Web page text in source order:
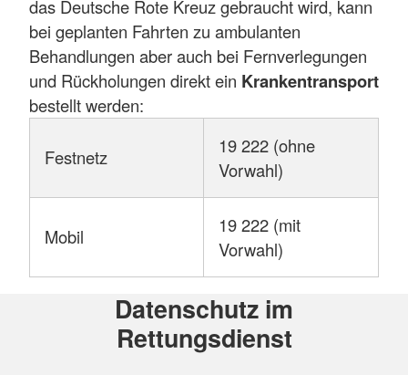
das Deutsche Rote Kreuz gebraucht wird, kann
bei geplanten Fahrten zu ambulanten
Behandlungen aber auch bei Fernverlegungen
und Rückholungen direkt ein Krankentransport
bestellt werden:
Festnetz
19 222 (ohne
Vorwahl)
Mobil
19 222 (mit
Vorwahl)
Datenschutz im
Rettungsdienst